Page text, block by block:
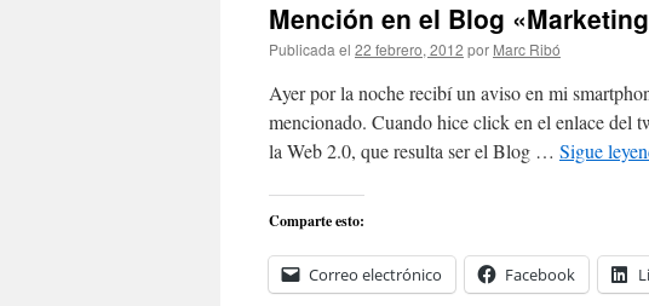
Mención en el Blog
Publicada el 22 febrero, 2012 por Marc Ribó
Ayer por la noche recibí un aviso en mi
mencionado. Cuando hice click en el enlace del
la Web 2.0, que resulta ser el Blog … Sigue
Comparte esto:
Correo electrónico Facebook